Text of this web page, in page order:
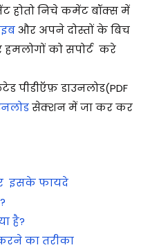
होतो निचे कमेंट बॉक्स में
और अपने दोस्तों के बिच
को सपोर्ट करे
पीडीऍफ़ डाउनलोड(PDF
सेक्शन में जा कर कर
इसके फायदे
है?
का तरीका